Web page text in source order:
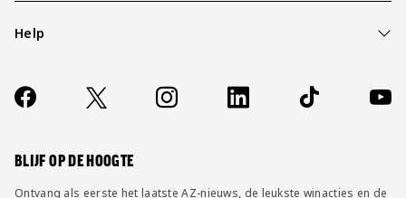
Help
Contact
FAQ
Socials
https://www.facebook.com/AZAlkmaar
X Instagram LinkedIn TikTok
BLIJF OP DE HOOGTE
Ontvang als eerste het laatste AZ-nieuws, de leukste winacties en de